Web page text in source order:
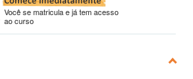
Você se matricula e já tem acesso
ao curso